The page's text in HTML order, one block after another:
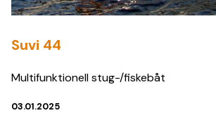
Suvi 44
Multifunktionell stug-/fiskebåt
03.01.2025